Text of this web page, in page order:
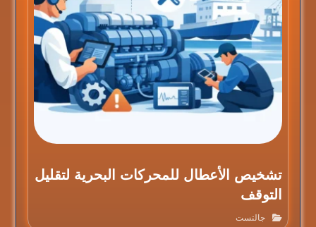
تشخيص الأعطال للمحركات البحرية لتقليل
التوقف
جالتست